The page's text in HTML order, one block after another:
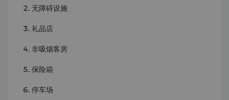
无障碍设施
礼品店
非吸烟客房
保险箱
停车场